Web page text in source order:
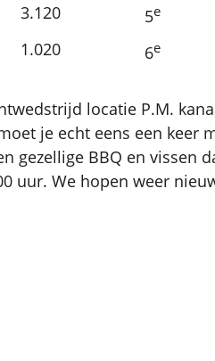
3.120 5e
1.020 6e
locatie P.M.
je echt eens een keer
gezellige BBQ en vissen
uur. We hopen weer